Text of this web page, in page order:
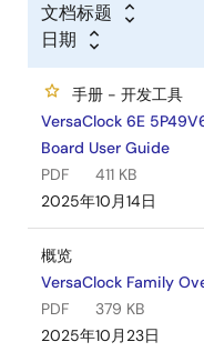
文档标题
日期
手册 - 开发工具
VersaClock 6E
Board User Guide
PDF
411 KB
2025年10月14日
概览
VersaClock Family
PDF
379 KB
2025年10月23日